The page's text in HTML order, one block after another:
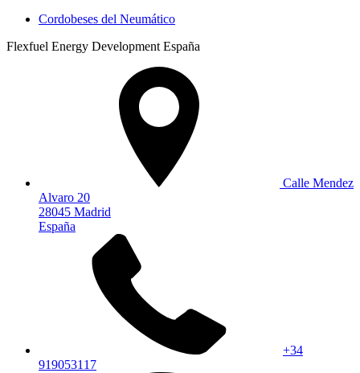
Cordobeses del Neumático
Flexfuel Energy Development España
Calle Mendez
Alvaro 20
28045 Madrid
España
+34
919053117